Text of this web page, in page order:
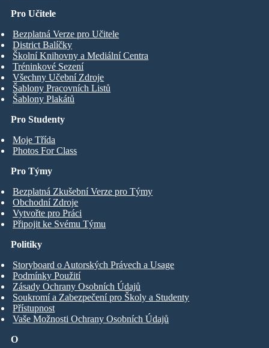
Pro Studenty
Moje Třída
Photos For Class
Pro Učitele
Bezplatná Verze pro Učitele
District Balíčky
Školní Knihovny a Mediální Centra
Tréninkové Sezení
Všechny Učební Zdroje
Šablony Pracovních Listů
Šablony Plakátů
Pro Týmy
Bezplatná Zkušební Verze pro Týmy
Obchodní Zdroje
Vytvořte pro Práci
Připojit ke Svému Týmu
O
Politiky
Storyboard o Autorských Právech a Usage
Podmínky Použití
Zásady Ochrany Osobních Údajů
Soukromí a Zabezpečení pro Školy a Studenty
Přístupnost
Vaše Možnosti Ochrany Osobních Údajů